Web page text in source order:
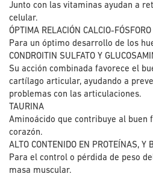
Junto con las vitaminas ayudan a
celular.
ÓPTIMA RELACIÓN CALCIO-FÓSFORO
Para un óptimo desarrollo de los
CONDROITIN SULFATO Y
Su acción combinada favorece el
cartílago articular, ayudando a
problemas con las articulaciones.
TAURINA
Aminoácido que contribuye al buen
corazón.
ALTO CONTENIDO EN PROTEÍNAS, Y
Para el control o pérdida de peso
masa muscular.